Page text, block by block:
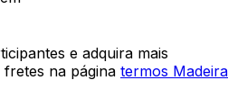
e adquira mais
na página termos Madeira